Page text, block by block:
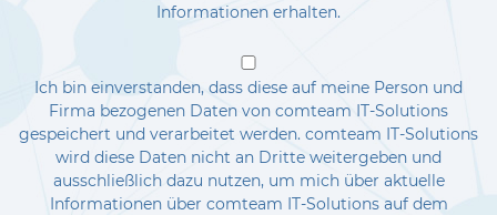
Informationen erhalten.
Ich bin einverstanden, dass diese auf meine Person und
Firma bezogenen Daten von comteam IT-Solutions
gespeichert und verarbeitet werden. comteam IT-Solutions
wird diese Daten nicht an Dritte weitergeben und
ausschließlich dazu nutzen, um mich über aktuelle
Informationen über comteam IT-Solutions auf dem